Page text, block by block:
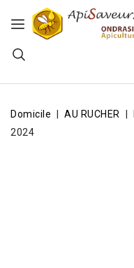
Domicile AU RUCHER
2024